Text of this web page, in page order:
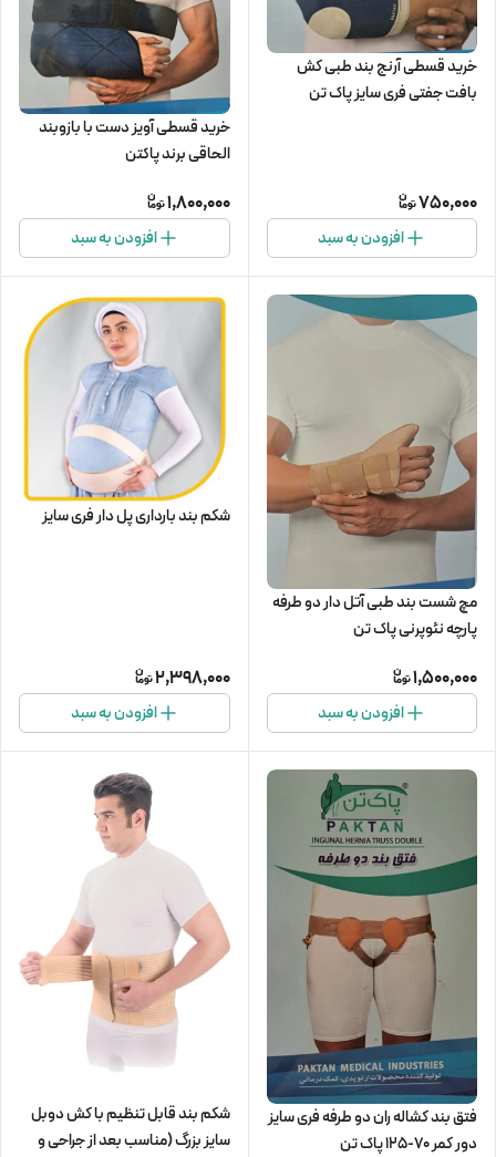
خرید قسطی آرنج بند طبی کش‌
بافت جفتی فری سایز پاک تن
750,000
افزودن به سبد
خرید قسطی آویز دست با بازوبند
الحاقی برند پاکتن
1,800,000
افزودن به سبد
مچ شست بند طبی آتل دار دو طرفه
پارچه نئوپرنی پاک تن
1,500,000
افزودن به سبد
شکم بند بارداری پل دار فری سایز
2,398,000
افزودن به سبد
فتق بند کشاله ران دو طرفه فری سایز
دور کمر 70-125 پاک تن
شکم بند قابل تنظیم با کش دوبل
سایز بزرگ (مناسب بعد از جراحی و